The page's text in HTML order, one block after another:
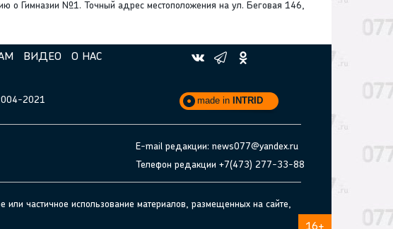
о Гимназии №1. Точный адрес местоположения на ул. Беговая 146,
ВИДЕО О НАС
2021 made in INTRID
E-mail редакции: news077@yandex.ru
Телефон редакции +7(473) 277-33-88
частичное использование материалов, размещенных на сайте,